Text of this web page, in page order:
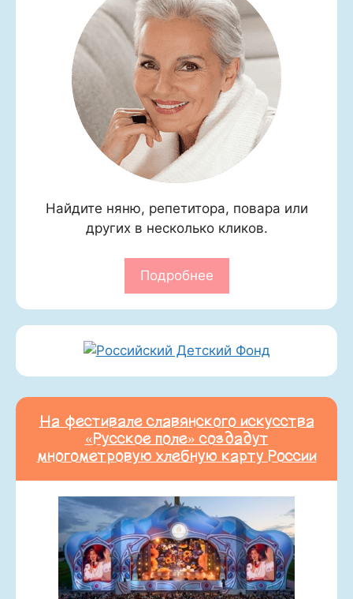
Найдите няню, репетитора, повара или
других в несколько кликов.
Подробнее
На фестивале славянского искусства
«Русское поле» создадут
многометровую хлебную карту России